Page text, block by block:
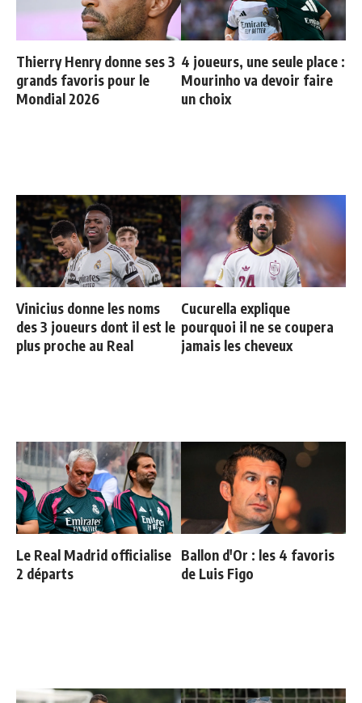
Thierry Henry donne ses 3
grands favoris pour le
Mondial 2026
4 joueurs, une seule place :
Mourinho va devoir faire
un choix
Vinicius donne les noms
des 3 joueurs dont il est le
plus proche au Real
Cucurella explique
pourquoi il ne se coupera
jamais les cheveux
Le Real Madrid officialise
2 départs
Ballon d'Or : les 4 favoris
de Luis Figo